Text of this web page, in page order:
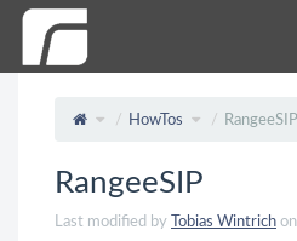
HowTos RangeeSIP
RangeeSIP
Last modified by Tobias Wintrich